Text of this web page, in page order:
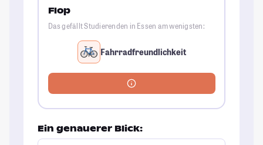
Flop
Das gefällt Studierenden in Essen am wenigsten:
Fahrradfreundlichkeit
Ein genauerer Blick: